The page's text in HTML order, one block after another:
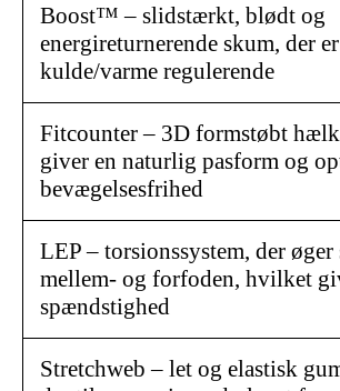
Boost™ – slidstærkt, blødt og
energireturnerende skum, der er
kulde/varme regulerende
Fitcounter – 3D formstøbt
giver en naturlig pasform og
bevægelsesfrihed
LEP – torsionssystem, der
mellem- og forfoden, hvilket
spændstighed
Stretchweb – let og elastisk